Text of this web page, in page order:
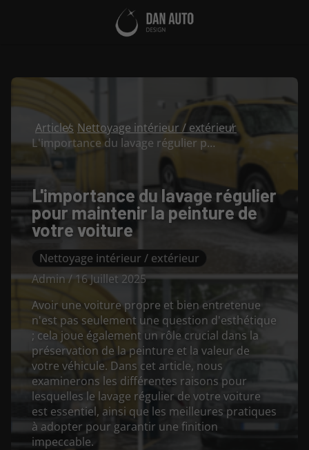
Articles Nettoyage intérieur / extérieur
L'importance du lavage régulier pour maintenir la peinture de votre voiture
L'importance du lavage régulier
pour maintenir la peinture de
votre voiture
Nettoyage intérieur / extérieur
Admin / 16 Juillet 2025
Avoir une voiture propre et bien entretenue
n'est pas seulement une question d'esthétique
; cela joue également un rôle crucial dans la
préservation de la peinture et la valeur de
votre véhicule. Dans cet article, nous
examinerons les différentes raisons pour
lesquelles le lavage régulier de votre voiture
est essentiel, ainsi que les meilleures pratiques
à adopter pour garantir une finition
impeccable.